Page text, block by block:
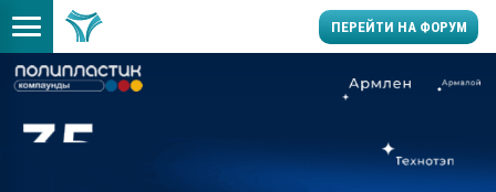
ПЕРЕЙТИ НА ФОРУМ